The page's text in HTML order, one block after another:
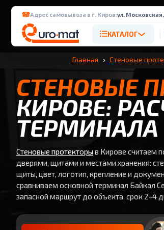
Адрес самовывоза в г. Киров:ул.
КАТАЛОГ
Главная Стеновые
СТЕНОВЫЕ
КИРОВЕ:
ТЕРМИНАЛА
Стеновые протекторы в Кирове считаем
дверями, щитами и местами хранения:
щиты, цвет, логотип, крепление и
сравниваем основной терминал Байкал
запасной маршрут до объекта, срок 2-4